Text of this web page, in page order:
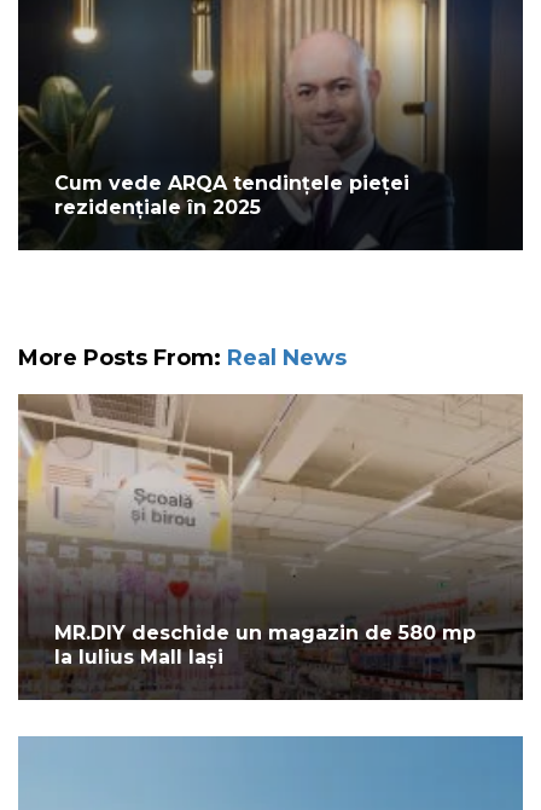
Cum vede ARQA tendințele pieței
rezidențiale în 2025
More Posts From: Real News
MR.DIY deschide un magazin de 580 mp
la Iulius Mall Iași